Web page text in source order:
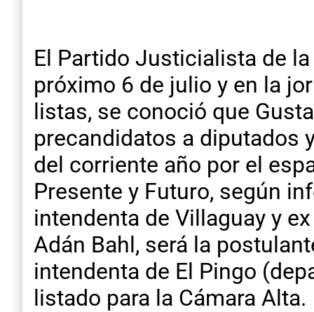
El Partido Justicialista de
próximo 6 de julio y en la
listas, se conoció que
precandidatos a diputados
del corriente año por el
Presente y Futuro, según
intendenta de Villaguay y
Adán Bahl, será la
intendenta de El Pingo
listado para la Cámara Alta.